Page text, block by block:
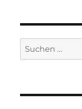
Suchen
nach: